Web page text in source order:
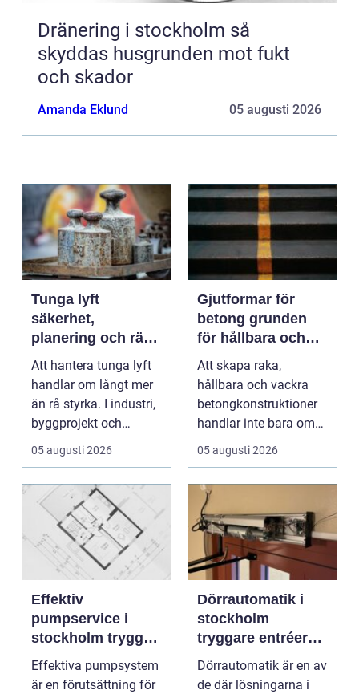
Dränering i stockholm så
skyddas husgrunden mot fukt
och skador
Amanda Eklund 05 augusti 2026
Tunga lyft
säkerhet,
planering och rätt
utrustning
Att hantera tunga lyft
handlar om långt mer
än rå styrka. I industri,
byggprojekt och
infrastruktur ...
05 augusti 2026
Gjutformar för
betong grunden
för hållbara och
precisa
konstruktioner
Att skapa raka,
hållbara och vackra
betongkonstruktioner
handlar inte bara om
rätt betongrecept elle...
05 augusti 2026
Effektiv
pumpservice i
stockholm trygg
drift utan avbrott
Effektiva pumpsystem
är en förutsättning för
Dörrautomatik i
stockholm
tryggare entréer
och bättre
tillgänglighet
Dörrautomatik är en av
de där lösningarna i